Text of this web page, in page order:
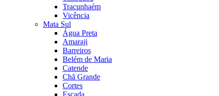
Tracunhaém
Vicência
Mata Sul
Água Preta
Amaraji
Barreiros
Belém de Maria
Catende
Chã Grande
Cortes